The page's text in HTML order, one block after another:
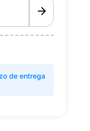
de entrega